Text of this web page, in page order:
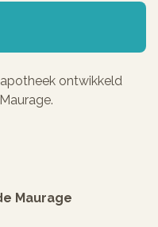
ontwikkeld
Maurage